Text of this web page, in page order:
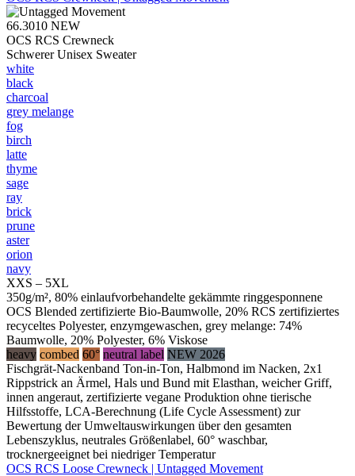
66.3010 NEW
OCS RCS Crewneck
Schwerer Unisex Sweater
white
black
charcoal
grey melange
fog
birch
latte
thyme
sage
ray
brick
prune
aster
orion
navy
XXS – 5XL
350g/m², 80% einlaufvorbehandelte gekämmte ringgesponnene
OCS Blended zertifizierte Bio-Baumwolle, 20% RCS zertifiziertes
recyceltes Polyester, enzymgewaschen, grey melange: 74%
Baumwolle, 20% Polyester, 6% Viskose
heavy combed 60° neutral label NEW 2026
Fischgrät-Nackenband Ton-in-Ton, Halbmond im Nacken, 2x1
Rippstrick an Ärmel, Hals und Bund mit Elasthan, weicher Griff,
innen angeraut, zertifizierte vegane Produktion ohne tierische
Hilfsstoffe, LCA-Berechnung (Life Cycle Assessment) zur
Bewertung der Umweltauswirkungen über den gesamten
Lebenszyklus, neutrales Größenlabel, 60° waschbar,
trocknergeeignet bei niedriger Temperatur
OCS RCS Loose Crewneck | Untagged Movement